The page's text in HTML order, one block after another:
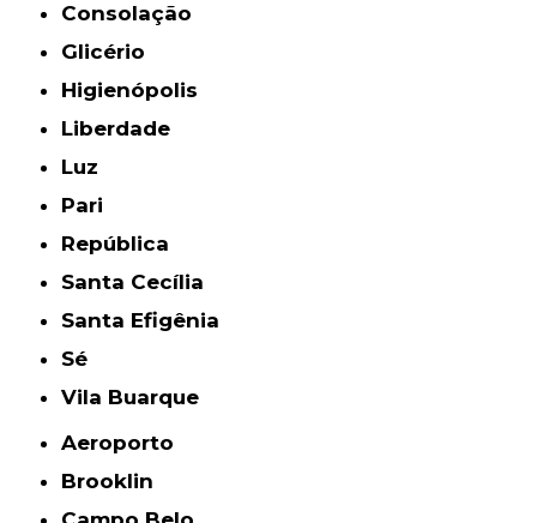
Consolação
Glicério
Higienópolis
Liberdade
Luz
Pari
República
Santa Cecília
Santa Efigênia
Sé
Vila Buarque
Aeroporto
Brooklin